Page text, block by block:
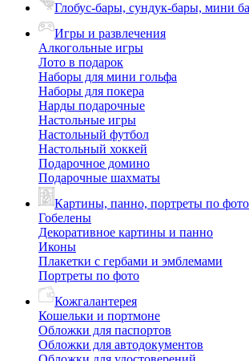
Глобус-бары, сундук-бары, мини
Игры и развлечения
Алкогольные игры
Лото в подарок
Наборы для мини гольфа
Наборы для покера
Нарды подарочные
Настольные игры
Настольный футбол
Настольный хоккей
Подарочное домино
Подарочные шахматы
Картины, панно, портреты по фото
Гобелены
Декоративное картины и панно
Иконы
Плакетки с гербами и эмблемами
Портреты по фото
Кожгалантерея
Кошельки и портмоне
Обложки для паспортов
Обложки для автодокументов